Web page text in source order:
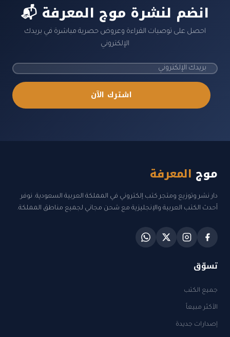
📬 انضم لنشرة موج المعرفة
احصل على توصيات القراءة وعروض حصرية مباشرة في بريدك
الإلكتروني
اشترك الآن
موج المعرفة
دار نشر وتوزيع ومتجر كتب إلكتروني في المملكة العربية السعودية. نوفر
أحدث الكتب العربية والإنجليزية مع شحن مجاني لجميع مناطق المملكة.
تسوّق
جميع الكتب
الأكثر مبيعاً
إصدارات جديدة